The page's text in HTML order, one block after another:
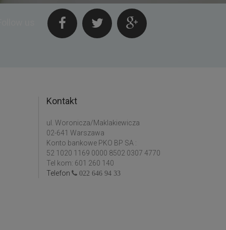
Kontakt
ul. Woronicza/Maklakiewicza
02-641 Warszawa
Konto bankowe PKO BP SA :
52 1020 1169 0000 8502 0307 4770
Tel kom: 601 260 140
Telefon
022 646 94 33